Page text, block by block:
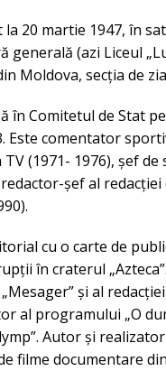
la 20 martie 1947, în
generală (azi Liceul
Moldova, secția de
în Comitetul de Stat
Este comentator
(1971- 1976), șef
redactor-șef al
cu o carte de
în craterul
și al
al programului „O
Autor și
filme documentare